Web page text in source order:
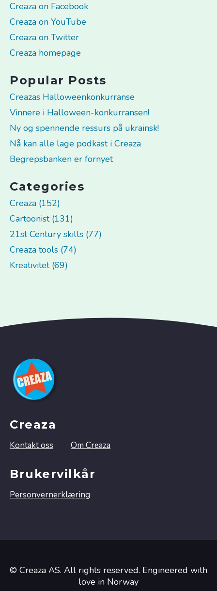
Creaza on Facebook
Creaza on YouTube
Creaza on Twitter
Creaza homepage
Popular Posts
Creazas Halloweenkonkurranse
Vinnere i Halloween-konkurransen!
Ny og spennende ressurs på ukrainsk!
Nå kan alle lage podkast i Creaza
Begrepsbanken er fornyet
Categories
Creaza (152)
Cartoonist (131)
21st Century skills (77)
Creaza tools (74)
Kreativitet (69)
Creaza
Kontakt oss Om Creaza
Brukervilkår
Personvernerklæring
© Creaza AS. All rights reserved. Engineered with
love in Norway